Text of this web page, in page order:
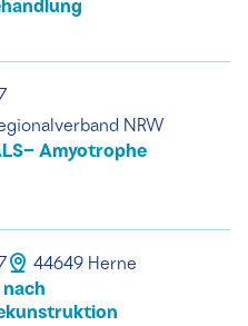
NRW
Amyotrophe
44649 Herne